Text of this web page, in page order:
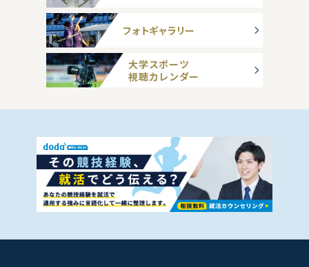
フォトギャラリー
大学スポーツ
視聴カレンダー